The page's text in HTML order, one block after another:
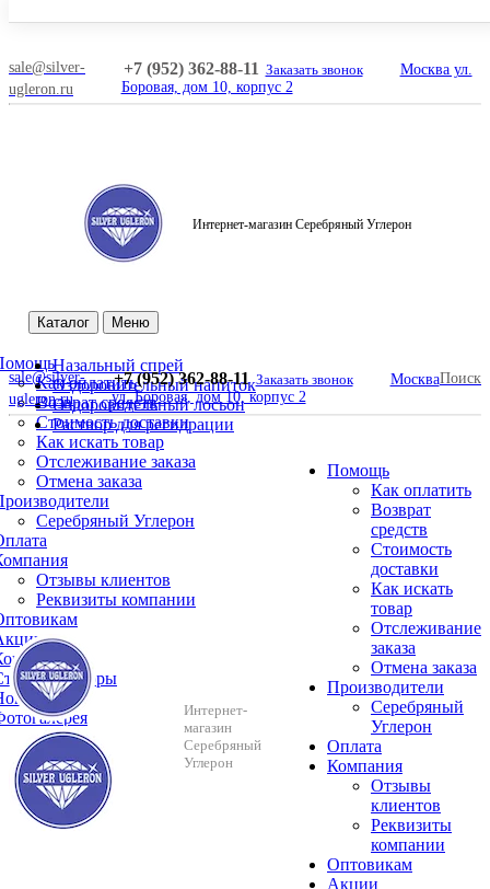
sale@silver-
ugleron.ru
+7 (952) 362-88-11 Заказать звонок
Москва ул.
Боровая, дом 10, корпус 2
Интернет-магазин Серебряный Углерон
Каталог Меню
Как оплатить
Возврат средств
Стоимость доставки
Как искать товар
Отслеживание заказа
Отмена заказа
Серебряный Углерон
Отзывы клиентов
Реквизиты компании
и обзоры
Назальный спрей
Оздоровительный напиток
Оздоровительный лосьон
Раствор для регидрации
sale@silver-
ugleron.ru
+7 (952) 362-88-11 Заказать звонок
Москва
ул. Боровая, дом 10, корпус 2
Поиск
Интернет-
магазин
Серебряный
Углерон
Помощь
Как оплатить
Возврат
средств
Стоимость
доставки
Как искать
товар
Отслеживание
заказа
Отмена заказа
Производители
Серебряный
Углерон
Оплата
Компания
Отзывы
клиентов
Реквизиты
компании
Оптовикам
Акции